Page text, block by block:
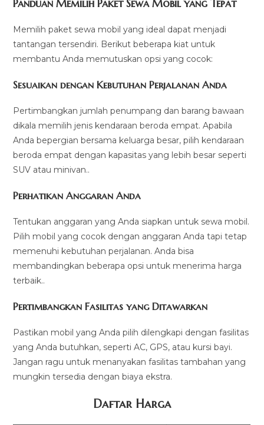
Panduan Memilih Paket Sewa Mobil yang Tepat
Memilih paket sewa mobil yang ideal dapat menjadi
tantangan tersendiri. Berikut beberapa kiat untuk
membantu Anda memutuskan opsi yang cocok:
Sesuaikan dengan Kebutuhan Perjalanan Anda
Pertimbangkan jumlah penumpang dan barang bawaan
dikala memilih jenis kendaraan beroda empat. Apabila
Anda bepergian bersama keluarga besar, pilih kendaraan
beroda empat dengan kapasitas yang lebih besar seperti
SUV atau minivan..
Perhatikan Anggaran Anda
Tentukan anggaran yang Anda siapkan untuk sewa mobil.
Pilih mobil yang cocok dengan anggaran Anda tapi tetap
memenuhi kebutuhan perjalanan. Anda bisa
membandingkan beberapa opsi untuk menerima harga
terbaik..
Pertimbangkan Fasilitas yang Ditawarkan
Pastikan mobil yang Anda pilih dilengkapi dengan fasilitas
yang Anda butuhkan, seperti AC, GPS, atau kursi bayi.
Jangan ragu untuk menanyakan fasilitas tambahan yang
mungkin tersedia dengan biaya ekstra.
Daftar Harga